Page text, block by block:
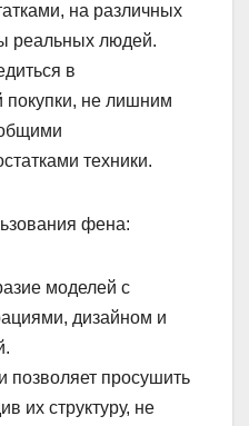
на различных
реальных людей.
в
покупки, не лишним
техники.
фена:
моделей с
дизайном и
позволяет просушить
их структуру, не